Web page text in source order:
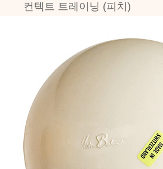
컨텍트 트레이닝 (피치)